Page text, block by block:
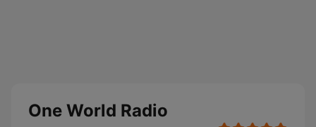
One World Radio